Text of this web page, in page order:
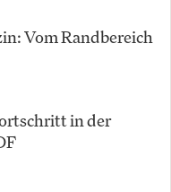
Vom Randbereich
in der